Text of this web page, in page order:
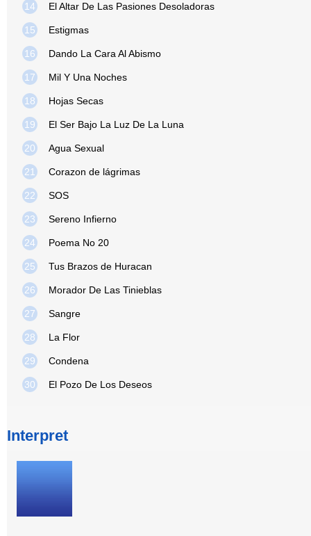
14 El Altar De Las Pasiones Desoladoras
15 Estigmas
16 Dando La Cara Al Abismo
17 Mil Y Una Noches
18 Hojas Secas
19 El Ser Bajo La Luz De La Luna
20 Agua Sexual
21 Corazon de lágrimas
22 SOS
23 Sereno Infierno
24 Poema No 20
25 Tus Brazos de Huracan
26 Morador De Las Tinieblas
27 Sangre
28 La Flor
29 Condena
30 El Pozo De Los Deseos
Interpret